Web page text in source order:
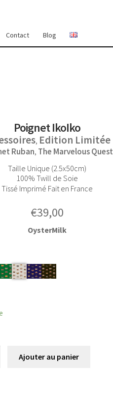
Contact Blog
Poignet IkoIko
, Edition Limitée
Ruban, The Marvelous Quest
Taille Unique (2.5x50cm)
100% Twill de Soie
Tissé Imprimé Fait en France
€39,00
OysterMilk
Ajouter au panier